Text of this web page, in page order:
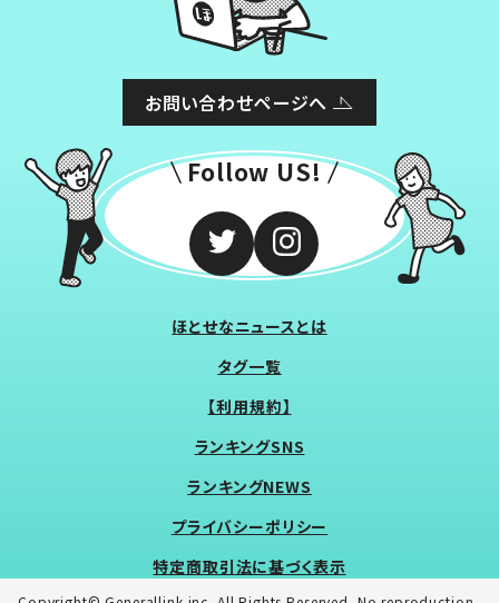
お問い合わせページへ
Follow US!
ほとせなニュースとは
タグ一覧
【利用規約】
ランキングSNS
ランキングNEWS
プライバシーポリシー
特定商取引法に基づく表示